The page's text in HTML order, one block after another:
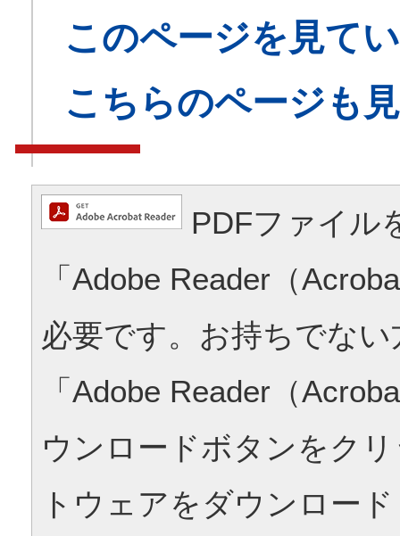
このページを見て
こちらのページも
PDFファイル
「Adobe Reader（
必要です。お持ちでな
「Adobe Reader（
ウンロードボタンをク
トウェアをダウンロー